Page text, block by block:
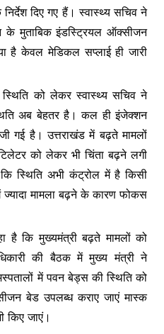
दिए गए हैं। स्वास्थ्य सचिव ने
के मुताबिक इंडस्ट्रियल ऑक्सीजन
है केवल मेडिकल सप्लाई ही जारी
को लेकर स्वास्थ्य सचिव ने
अब बेहतर है। कल ही इंजेक्शन
गई है। उत्तराखंड में बढ़ते मामलों
को लेकर भी चिंता बढ़ने लगी
स्थिति अभी कंट्रोल में है किसी
ज्यादा मामला बढ़ने के कारण फोकस
है कि मुख्यमंत्री बढ़ते मामलों को
की बैठक में मुख्य मंत्री ने
में पवन बेड्स की स्थिति को
बेड उपलब्ध कराए जाएं मास्क
किए जाएं।